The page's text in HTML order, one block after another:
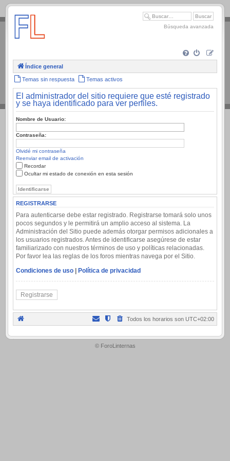
.
Búsqueda avanzada
Índice general
Temas sin respuesta Temas activos
El administrador del sitio requiere que esté registrado
y se haya identificado para ver perfiles.
Nombre de Usuario:
Contraseña:
Olvidé mi contraseña
Reenviar email de activación
Recordar
Ocultar mi estado de conexión en esta sesión
REGISTRARSE
Para autenticarse debe estar registrado. Registrarse tomará solo unos
pocos segundos y le permitirá un amplio acceso al sistema. La
Administración del Sitio puede además otorgar permisos adicionales a
los usuarios registrados. Antes de identificarse asegúrese de estar
familiarizado con nuestros términos de uso y políticas relacionadas.
Por favor lea las reglas de los foros mientras navega por el Sitio.
Condiciones de uso | Política de privacidad
Registrarse
Todos los horarios son UTC+02:00
.
© ForoLinternas